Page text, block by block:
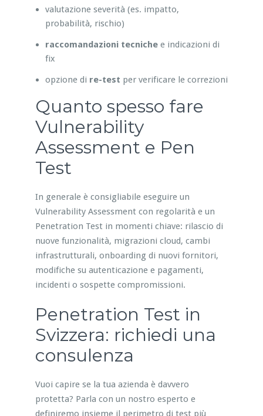
valutazione severità (es. impatto,
probabilità, rischio)
raccomandazioni tecnichee indicazioni di
fix
opzione di re-test per verificare le correzioni
Quanto spesso fare
Vulnerability
Assessment e Pen
Test
In generale è consigliabile eseguire un
Vulnerability Assessment con regolarità e un
Penetration Test in momenti chiave: rilascio di
nuove funzionalità, migrazioni cloud, cambi
infrastrutturali, onboarding di nuovi fornitori,
modifiche su autenticazione e pagamenti,
incidenti o sospette compromissioni.
Penetration Test in
Svizzera: richiedi una
consulenza
Vuoi capire se la tua azienda è davvero
protetta? Parla con un nostro esperto e
definiremo insieme il perimetro di test più